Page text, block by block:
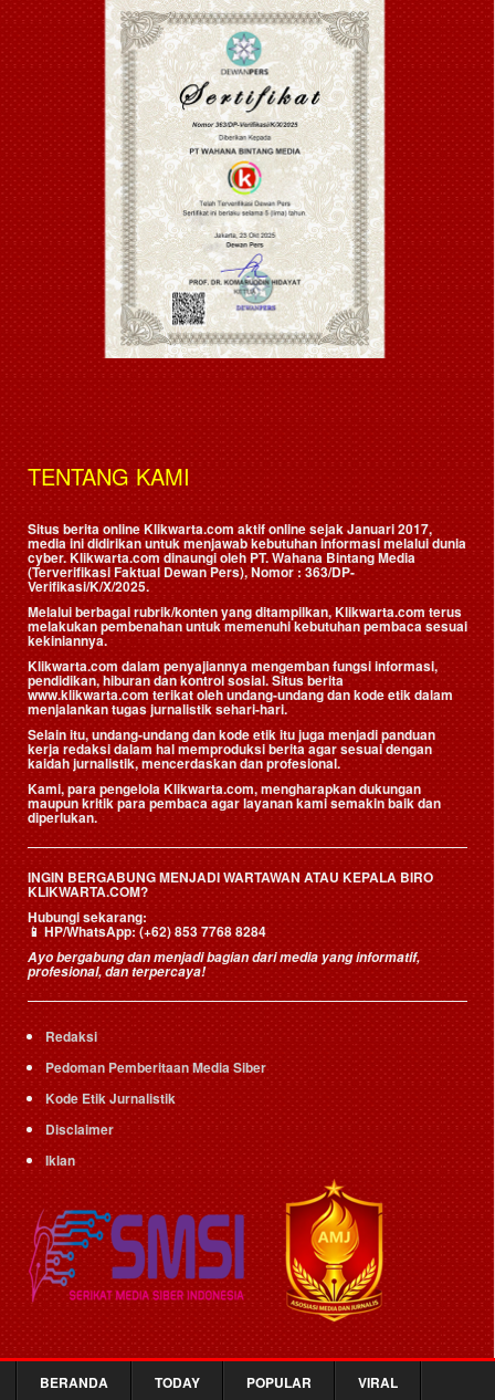
TENTANG KAMI
Situs berita online Klikwarta.com aktif online sejak Januari 2017,
media ini didirikan untuk menjawab kebutuhan informasi melalui dunia
cyber. Klikwarta.com dinaungi oleh PT. Wahana Bintang Media
(Terverifikasi Faktual Dewan Pers), Nomor : 363/DP-
Verifikasi/K/X/2025.
Melalui berbagai rubrik/konten yang ditampilkan, Klikwarta.com terus
melakukan pembenahan untuk memenuhi kebutuhan pembaca sesuai
kekiniannya.
Klikwarta.com dalam penyajiannya mengemban fungsi informasi,
pendidikan, hiburan dan kontrol sosial. Situs berita
www.klikwarta.com terikat oleh undang-undang dan kode etik dalam
menjalankan tugas jurnalistik sehari-hari.
Selain itu, undang-undang dan kode etik itu juga menjadi panduan
kerja redaksi dalam hal memproduksi berita agar sesuai dengan
kaidah jurnalistik, mencerdaskan dan profesional.
Kami, para pengelola Klikwarta.com, mengharapkan dukungan
maupun kritik para pembaca agar layanan kami semakin baik dan
diperlukan.
INGIN BERGABUNG MENJADI WARTAWAN ATAU KEPALA BIRO
KLIKWARTA.COM?
Hubungi sekarang:
📱HP/WhatsApp:(+62) 853 7768 8284
Ayo bergabung dan menjadi bagian dari media yang informatif,
profesional, dan terpercaya!
Redaksi
Pedoman Pemberitaan Media Siber
Kode Etik Jurnalistik
Disclaimer
Iklan
BERANDA TODAY POPULAR VIRAL